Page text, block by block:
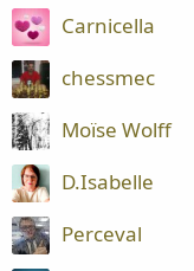
Carnicella
chessmec
Moïse Wolff
D.Isabelle
Perceval